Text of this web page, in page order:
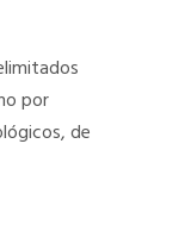
por
de